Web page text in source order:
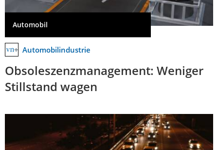
Automobil
Automobilindustrie
Obsoleszenzmanagement: Weniger
Stillstand wagen